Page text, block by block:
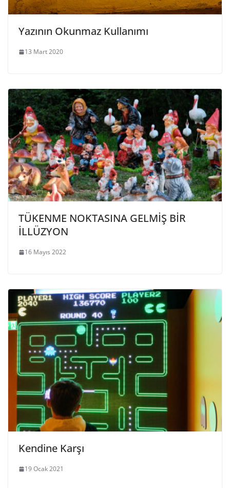
Yazının Okunmaz Kullanımı
13 Mart 2020
TÜKENME NOKTASINA GELMİŞ BİR
İLLÜZYON
16 Mayıs 2022
Kendine Karşı
19 Ocak 2021